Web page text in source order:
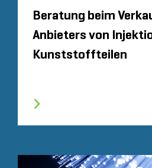
Beratung beim
Anbieters von
Kunststoffteilen